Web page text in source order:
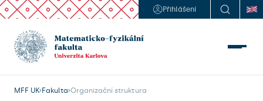
Přihlášení
MFF UK Fakulta Organizační struktura